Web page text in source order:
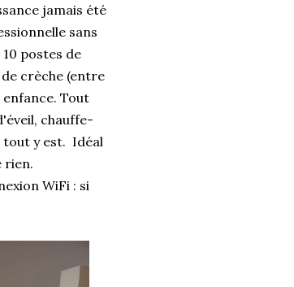
jamais été
sans
postes de
crèche (entre
Tout
chauffe-
tout y est. Idéal
rien.
WiFi : si